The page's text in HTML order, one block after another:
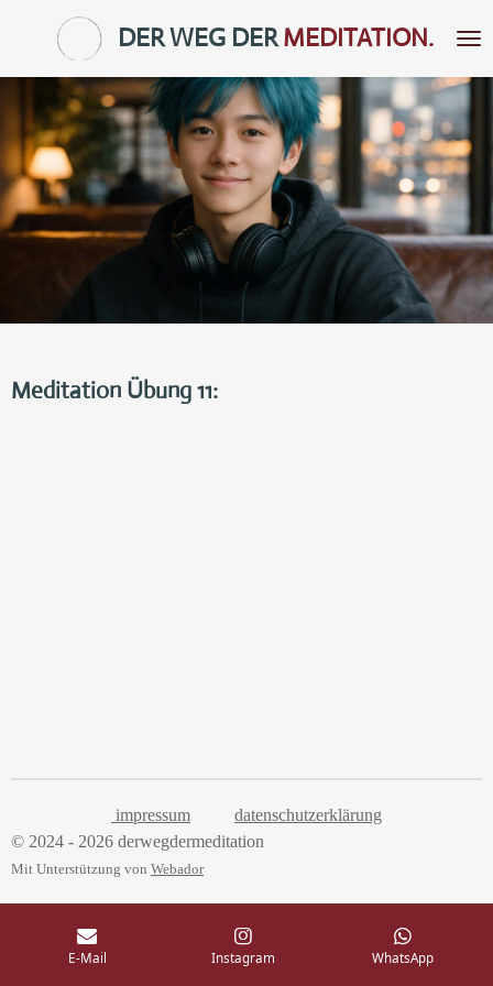
Hauptinhalt
springen
DER WEG DERMEDITATION.
Meditation Übung 11:
impressum
datenschutzerklärung
© 2024 - 2026 derwegdermeditation
Mit Unterstützung von Webador
E-Mail Instagram WhatsApp